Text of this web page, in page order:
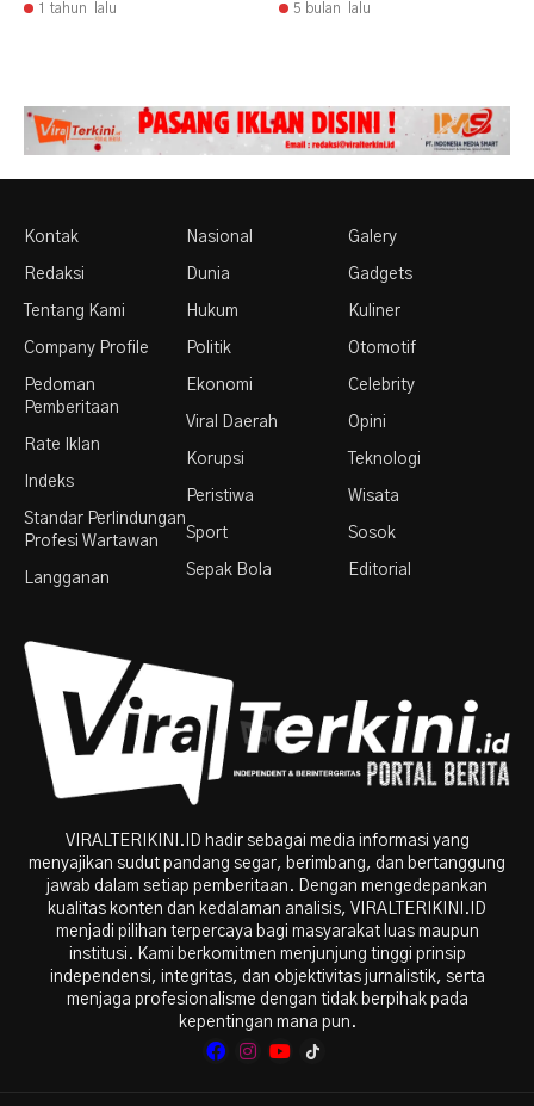
1 tahun lalu 5 bulan lalu
Kontak
Redaksi
Tentang Kami
Company Profile
Pedoman
Pemberitaan
Rate Iklan
Indeks
Standar Perlindungan
Profesi Wartawan
Langganan
Nasional
Dunia
Hukum
Politik
Ekonomi
Viral Daerah
Korupsi
Peristiwa
Sport
Sepak Bola
Galery
Gadgets
Kuliner
Otomotif
Celebrity
Opini
Teknologi
Wisata
Sosok
Editorial
VIRALTERIKINI.ID hadir sebagai media informasi yang
menyajikan sudut pandang segar, berimbang, dan bertanggung
jawab dalam setiap pemberitaan. Dengan mengedepankan
kualitas konten dan kedalaman analisis, VIRALTERIKINI.ID
menjadi pilihan terpercaya bagi masyarakat luas maupun
institusi. Kami berkomitmen menjunjung tinggi prinsip
independensi, integritas, dan objektivitas jurnalistik, serta
menjaga profesionalisme dengan tidak berpihak pada
kepentingan mana pun.